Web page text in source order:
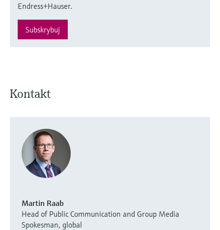
Endress+Hauser.
Subskrybuj
Kontakt
Martin Raab
Head of Public Communication and Group Media
Spokesman, global